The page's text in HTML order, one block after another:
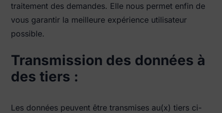
traitement des demandes. Elle nous permet enfin de
vous garantir la meilleure expérience utilisateur
possible.
Transmission des données à
des tiers :
Les données peuvent être transmises au(x) tiers ci-